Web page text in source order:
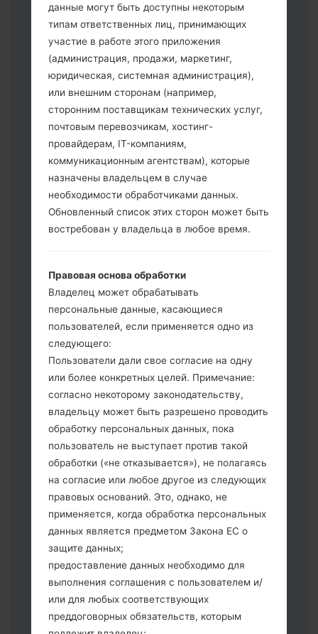
Скачайте на свой ПК:Odin 3.
Далее загрузите и распакуйте файл
прошивки.
Вам необходимо 1 (Выбрать 1 файл
прошивки здесь) или 5 (Выбрать 5
файл прошивки здесь) файлов для
прошивки:
AP: "System & Recovery"
CP: "Modem & Radio"
CSC _ ***: "Country & Region & Operator"
HOME_CSC _ ***: "Country & Region &
Operator"
Добавьте все файлы в программу Odin
3.
выберите CSC _ ***, в другом случае
выберите HOME_CSC _ *** для
сохранения Ваших данных.
Теперь выключите устройство и
войдите в "Download" режим. Все
методы как это сделать:
Нажмите и удерживайте клавиши:
питание, громкости и Bixbi.
Нажмите и удерживайте клавиши:
регулировки громкости. Подключив
телефон к ПК используя USB кабель.
Нажмите и удерживайте клавиши:
питание, громкости и домой.
Подключите USB кабель и нажмите
клавиши: уменьшение звука и Bixbi.
Нажмите и удерживайте клавиши:
питания и увеличения громкости
Далее подключите к компьютеру,
программа Odin должна определить
Ваш девайс и "COM port number"
появится на экране.
данные могут быть доступны некоторым
типам ответственных лиц, принимающих
участие в работе этого приложения
(администрация, продажи, маркетинг,
юридическая, системная администрация),
или внешним сторонам (например,
сторонним поставщикам технических услуг,
почтовым перевозчикам, хостинг-
провайдерам, IT-компаниям,
коммуникационным агентствам), которые
назначены владельцем в случае
необходимости обработчиками данных.
Обновленный список этих сторон может быть
востребован у владельца в любое время.
Правовая основа обработки
Владелец может обрабатывать
персональные данные, касающиеся
пользователей, если применяется одно из
следующего:
Пользователи дали свое согласие на одну
или более конкретных целей. Примечание:
согласно некоторому законодательству,
владельцу может быть разрешено проводить
обработку персональных данных, пока
пользователь не выступает против такой
обработки («не отказывается»), не полагаясь
на согласие или любое другое из следующих
правовых оснований. Это, однако, не
применяется, когда обработка персональных
данных является предметом Закона ЕС о
защите данных;
предоставление данных необходимо для
выполнения соглашения с пользователем и/
или для любых соответствующих
преддоговорных обязательств, которым